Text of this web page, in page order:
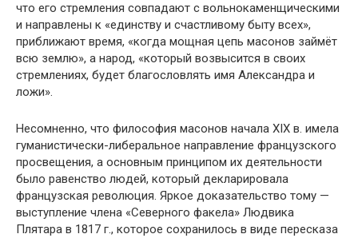
что его стремления совпадают с вольнокаменщическими
и направлены к «единству и счастливому быту всех»,
приближают время, «когда мощная цепь масонов займёт
всю землю», а народ, «который возвысится в своих
стремлениях, будет благословлять имя Александра и
ложи».
Несомненно, что философия масонов начала XIX в. имела
гуманистически-либеральное направление французского
просвещения, а основным принципом их деятельности
было равенство людей, который декларировала
французская революция. Яркое доказательство тому —
выступление члена «Северного факела» Людвика
Плятара в 1817 г., которое сохранилось в виде пересказа